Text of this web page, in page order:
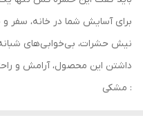
برای آسایش شما در خانه، سفر
نیش حشرات، بی‌خوابی‌های
داشتن این محصول، آرامش و
: مشکی